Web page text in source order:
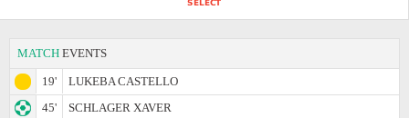
MATCH EVENTS
19'
LUKEBA CASTELLO
45'
SCHLAGER XAVER